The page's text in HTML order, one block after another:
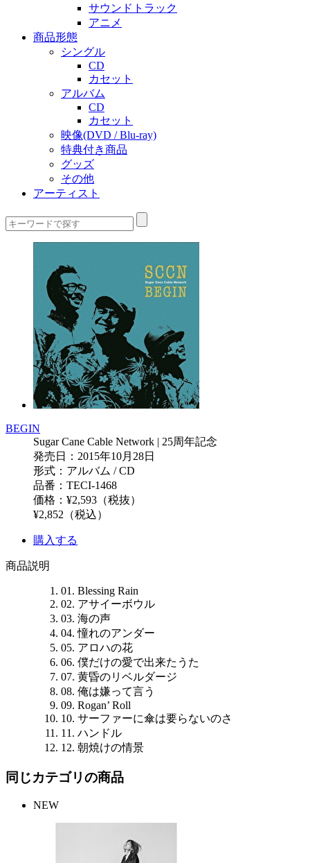
サウンドトラック
アニメ
商品形態
シングル
CD
カセット
アルバム
CD
カセット
映像(DVD / Blu-ray)
特典付き商品
グッズ
その他
アーティスト
BEGIN
Sugar Cane Cable Network | 25周年記念
発売日：2015年10月28日
形式：アルバム / CD
品番：TECI-1468
価格：¥2,593（税抜）
¥2,852（税込）
購入する
商品説明
01. Blessing Rain
02. アサイーボウル
03. 海の声
04. 憧れのアンダー
05. アロハの花
06. 僕だけの愛で出来たうた
07. 黄昏のリベルダージ
08. 俺は嫌って言う
09. Rogan’ Roll
10. サーファーに傘は要らないのさ
11. ハンドル
12. 朝焼けの情景
同じカテゴリの商品
NEW